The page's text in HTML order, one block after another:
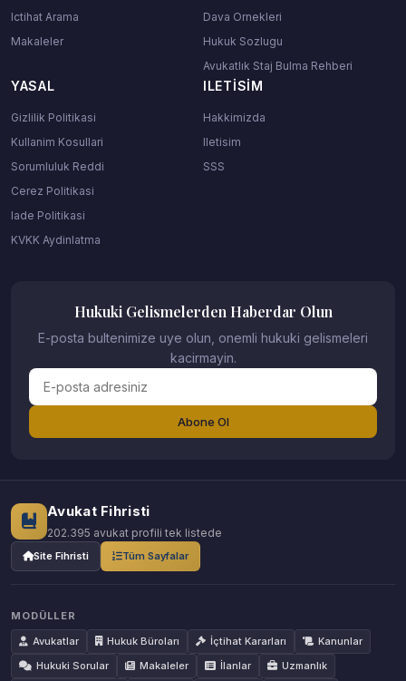
Ictihat Arama
Makaleler
Dava Ornekleri
Hukuk Sozlugu
Avukatlık Staj Bulma Rehberi
YASAL
Gizlilik Politikasi
Kullanim Kosullari
Sorumluluk Reddi
Cerez Politikasi
Iade Politikasi
KVKK Aydinlatma
ILETISIM
Hakkimizda
Iletisim
SSS
Hukuki Gelismelerden Haberdar Olun
E-posta bultenimize uye olun, onemli hukuki gelismeleri
kacirmayin.
Abone Ol
Avukat Fihristi
202.395 avukat profili tek listede
Site Fihristi Tüm Sayfalar
MODÜLLER
Avukatlar
Hukuk Büroları İçtihat Kararları
Kanunlar
Hukuki Sorular
Makaleler İlanlar
Uzmanlık